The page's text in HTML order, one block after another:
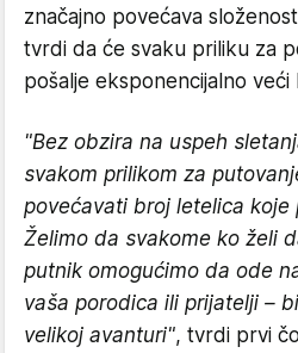
značajno povećava
tvrdi da će svaku priliku za
pošalje eksponencijalno veći
"Bez obzira na uspeh
svakom prilikom za
povećavati broj letelica koje
Želimo da svakome ko želi
putnik omogućimo da ode
vaša porodica ili prijatelji –
velikoj avanturi", tvrdi prvi